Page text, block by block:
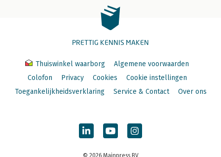
PRETTIG KENNIS MAKEN
Thuiswinkel waarborg
Algemene voorwaarden
Colofon
Privacy Cookies
Cookie instellingen
Toegankelijkheidsverklaring
Service & Contact Over ons